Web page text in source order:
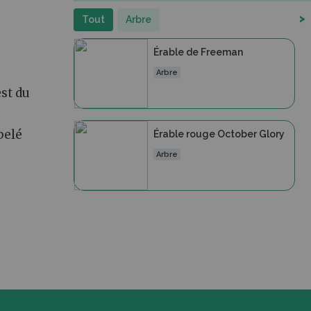
du
Tout Arbre >
Érable de Freeman
Arbre
Érable rouge October Glory
Arbre